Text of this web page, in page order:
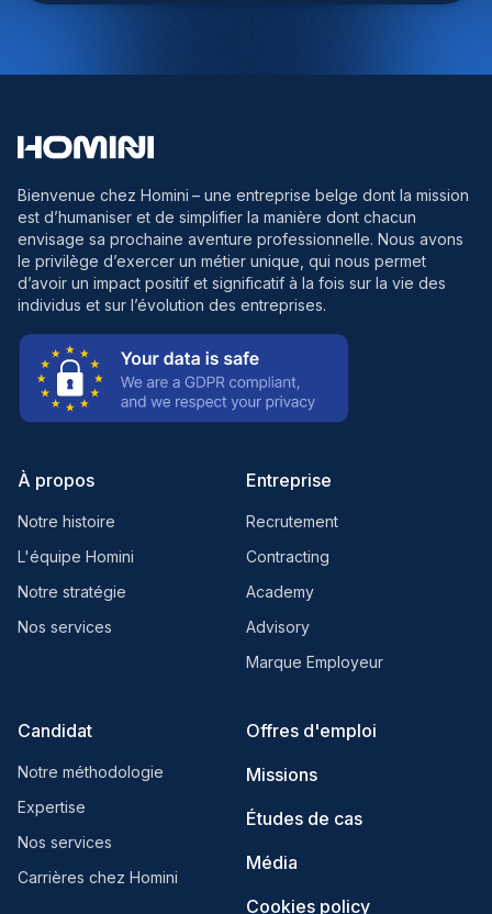
Bienvenue chez Homini – une entreprise belge dont la mission
est d’humaniser et de simplifier la manière dont chacun
envisage sa prochaine aventure professionnelle. Nous avons
le privilège d’exercer un métier unique, qui nous permet
d’avoir un impact positif et significatif à la fois sur la vie des
individus et sur l’évolution des entreprises.
À propos
Notre histoire
L'équipe Homini
Notre stratégie
Nos services
Entreprise
Recrutement
Contracting
Academy
Advisory
Marque Employeur
Candidat
Notre méthodologie
Expertise
Nos services
Carrières chez Homini
Offres d'emploi
Missions
Études de cas
Média
Cookies policy